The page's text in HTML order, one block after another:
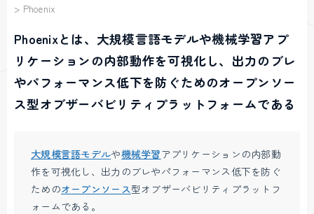
> Phoenix
Phoenixとは、大規模言語モデルや機械学習アプ
リケーションの内部動作を可視化し、出力のブレ
やパフォーマンス低下を防ぐためのオープンソー
ス型オブザーバビリティプラットフォームである
大規模言語モデルや機械学習アプリケーションの内部動
作を可視化し、出力のブレやパフォーマンス低下を防ぐ
ためのオープンソース型オブザーバビリティプラットフ
ォームである。